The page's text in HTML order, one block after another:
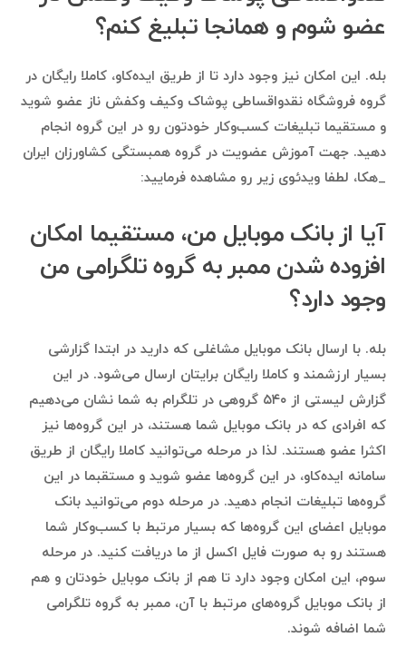
عضو شوم و همانجا تبلیغ کنم؟
بله. این امکان نیز وجود دارد تا از طریق ایده‌کاو، کاملا رایگان در
گروه فروشگاه نقدواقساطی پوشاک وکیف وکفش ناز عضو شوید
و مستقیما تبلیغات کسب‌وکار خودتون رو در این گروه انجام
دهید. جهت آموزش عضویت در گروه همبستگی کشاورزان ایران
_هکا، لطفا ویدئوی زیر رو مشاهده فرمایید:
آیا از بانک موبایل من، مستقیما امکان
افزوده شدن ممبر به گروه تلگرامی من
وجود دارد؟
بله. با ارسال بانک موبایل مشاغلی که دارید در ابتدا گزارشی
بسیار ارزشمند و کاملا رایگان برایتان ارسال می‌شود. در این
گزارش لیستی از ۵۴۰ گروهی در تلگرام به شما نشان می‌دهیم
که افرادی که در بانک موبایل شما هستند، در این گروه‌ها نیز
اکثرا عضو هستند. لذا در مرحله می‌توانید کاملا رایگان از طریق
سامانه ایده‌کاو، در این گروه‌ها عضو شوید و مستقبما در این
گروه‌ها تبلیغات انجام دهید. در مرحله دوم می‌توانید بانک
موبایل اعضای این گروه‌ها که بسیار مرتبط با کسب‌وکار شما
هستند رو به صورت فایل اکسل از ما دریافت کنید. در مرحله
سوم، این امکان وجود دارد تا هم از بانک موبایل خودتان و هم
از بانک موبایل گروه‌های مرتبط با آن، ممبر به گروه تلگرامی
شما اضافه شوند.